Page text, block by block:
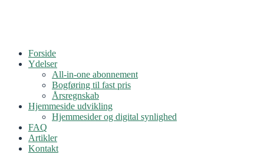
Forside
Ydelser
All-in-one abonnement
Bogføring til fast pris
Årsregnskab
Hjemmeside udvikling
Hjemmesider og digital synlighed
FAQ
Artikler
Kontakt